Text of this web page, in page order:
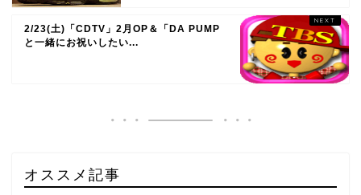
2/23(土)「CDTV」2月OP＆「DA PUMP
と一緒にお祝いしたい...
オススメ記事